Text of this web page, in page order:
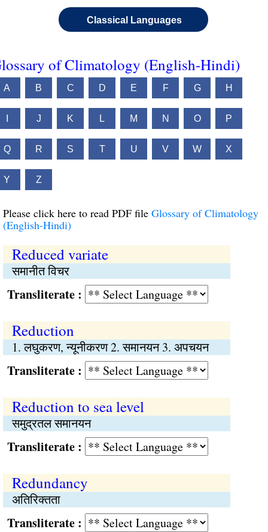
Classical Languages
of Climatology (English-Hindi)
A B C D E F G H
J K L M N O P
Q R S T U V W X
Y Z
Please click here to read PDF file Glossary of Climatology
(English-Hindi)
Reduced variate
समानीत विचर
:
Reduction
1. लघुकरण, न्यूनीकरण 2. समानयन 3. अपचयन
:
Reduction to sea level
समुद्रतल समानयन
:
Redundancy
अतिरिक्तता
: